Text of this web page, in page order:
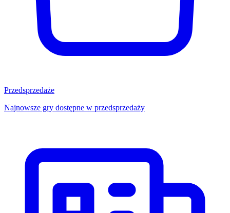
Przedsprzedaże
Najnowsze gry dostępne w przedsprzedaży